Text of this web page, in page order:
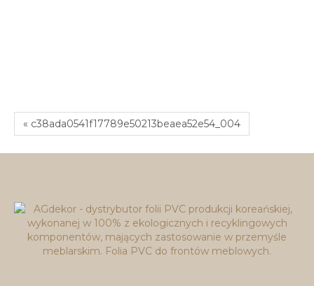
« c38ada0541f17789e50213beaea52e54_004